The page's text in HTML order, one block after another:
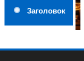
Заголовок